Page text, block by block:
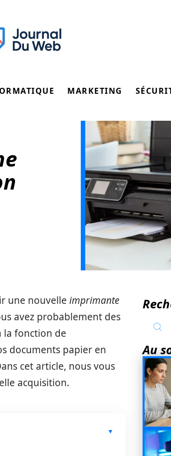
MARKETING
une nouvelle imprimante
avez probablement des
la fonction de
documents papier en
cet article, nous vous
acquisition.
Au